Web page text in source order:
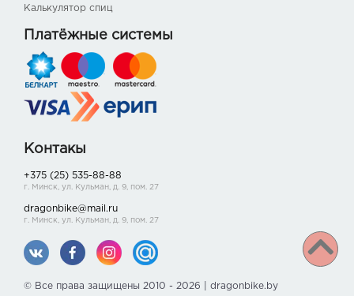
Калькулятор спиц
Платёжные системы
Контакы
+375 (25) 535-88-88
г. Минск, ул. Кульман, д. 9, пом. 27
dragonbike@mail.ru
г. Минск, ул. Кульман, д. 9, пом. 27
© Все права защищены 2010 - 2026 | dragonbike.by